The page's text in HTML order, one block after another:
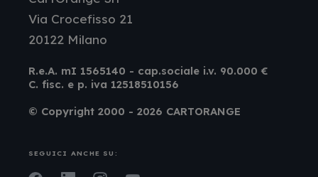
Via Crocefisso 21
20122 Milano
R.e.A. mI 1565140 - cap.sociale i.v. 90.000 €
C. fisc. e p. iva 12518510156
© Copyright 2000 - 2026 CARTORANGE
SEGUICI ANCHE SU: